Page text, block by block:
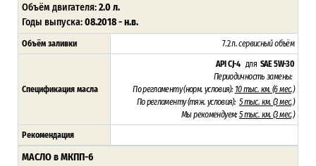
Объём двигателя:2.0 л.
Годы выпуска:08.2018 - н.в.
Объём заливки 7.2 л.сервисный объём
Спецификация масла
API CJ-4 для SAE 5W-30
Периодичность замены:
По регламенту (норм. условия): 10 тыс. км. (6 мес.)
По регламенту (тяж. условия): 5 тыс. км. (3 мес.)
Мы рекомендуем:5 тыс. км. (3 мес.)
Рекомендация
МАСЛО в МКПП-6